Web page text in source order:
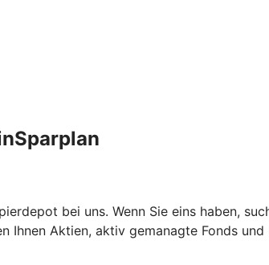
bei uns. Wenn Sie eins haben,
Ihnen Aktien, aktiv gemanagte Fonds und